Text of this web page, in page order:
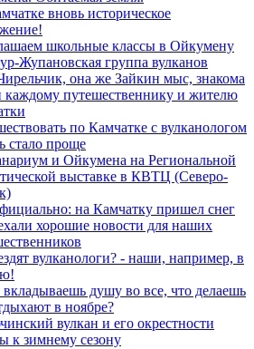
вновь историческое
школьные классы в Ойкумену
Жупановская группа вулканов
она же Зайкин мыс, знакома
каждому путешественнику и жителю
по Камчатке с вулканологом
стало проще
и Ойкумена на Региональной
выставке в КВТЦ (Северо-
на Камчатку пришел снег
хорошие новости для наших
вулканологи? - наши, например, в
вкладываешь душу во все, что делаешь
в ноябре?
вулкан и его окрестности
к зимнему сезону